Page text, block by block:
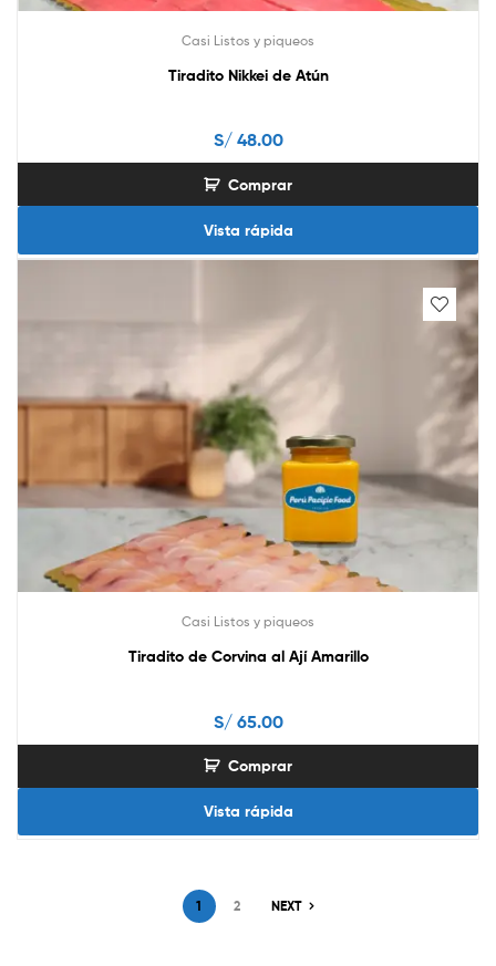
Casi Listos y piqueos
Tiradito Nikkei de Atún
S/48.00
Comprar
Vista rápida
Casi Listos y piqueos
Tiradito de Corvina al Ají Amarillo
S/65.00
Comprar
Vista rápida
1 2 NEXT